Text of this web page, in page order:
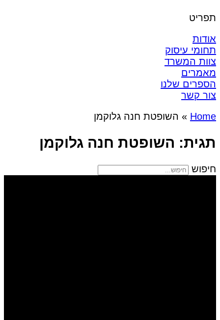
תפריט
אודות
תחומי עיסוק
צוות המשרד
מאמרים
הספרים שלנו
צור קשר
Home
» השופטת חנה גלוקמן
תגית: השופטת חנה גלוקמן
חיפוש